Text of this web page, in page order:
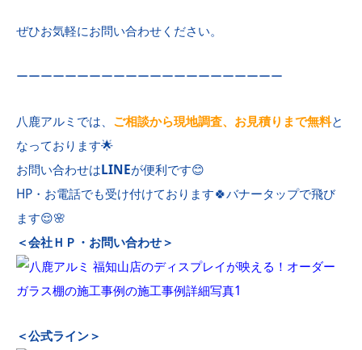
ぜひお気軽にお問い合わせください。
ーーーーーーーーーーーーーーーーーーーーーー
八鹿アルミでは、 ご相談から現地調査、お見積りまで無料と
なっております🌟
お問い合わせはLINEが便利です😊
HP・お電話でも受け付けております🍀バナータップで飛び
ます😌🌸
＜会社ＨＰ・お問い合わせ＞
＜公式ライン＞